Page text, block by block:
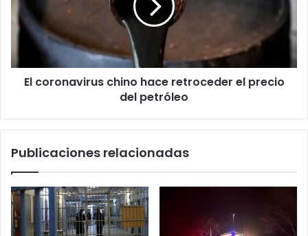
retroceder
precio
petróleo
El coronavirus chino hace retroceder el precio
del petróleo
Publicaciones relacionadas